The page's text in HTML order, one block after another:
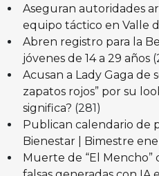
Aseguran autoridades
equipo táctico en Valle
Abren registro para la
jóvenes de 14 a 29 años
Acusan a Lady Gaga de
zapatos rojos” por su
significa? (281)
Publican calendario de
Bienestar | Bimestre
Muerte de “El Mencho”